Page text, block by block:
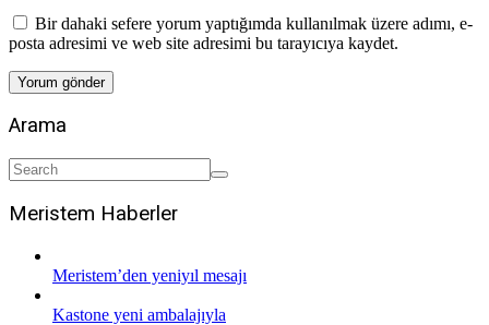
Bir dahaki sefere yorum yaptığımda kullanılmak üzere adımı, e-
posta adresimi ve web site adresimi bu tarayıcıya kaydet.
Arama
Meristem Haberler
Meristem’den yeniyıl mesajı
Kastone yeni ambalajıyla